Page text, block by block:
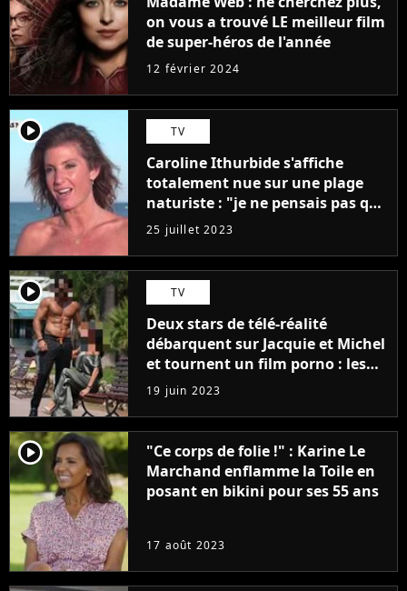
on vous a trouvé LE meilleur film
de super-héros de l'année
12 février 2024
player2 TV
Caroline Ithurbide s'affiche
totalement nue sur une plage
naturiste : "je ne pensais pas que
j'arriverais à le faire..."
25 juillet 2023
player2 TV
Deux stars de télé-réalité
débarquent sur Jacquie et Michel
et tournent un film porno : les
premières images du tournage
(exclu)
19 juin 2023
player2
"Ce corps de folie !" : Karine Le
Marchand enflamme la Toile en
posant en bikini pour ses 55 ans
17 août 2023